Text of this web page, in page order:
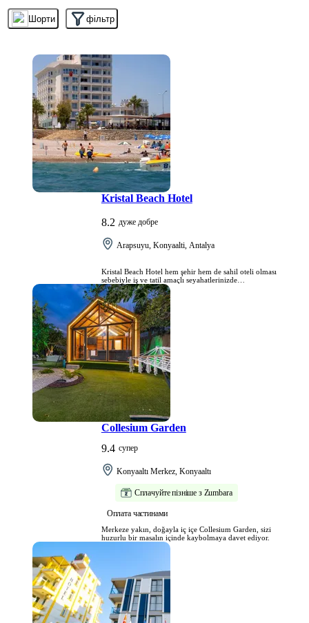
Шорти фільтр
Kristal Beach Hotel
дуже добре
8.2
Arapsuyu, Konyaalti, Antalya
Kristal Beach Hotel hem şehir hem de sahil oteli olması
sebebiyle iş ve tatil amaçlı seyahatlerinizde
kullanabileceğiniz özel bir tesistir.
Collesium Garden
супер
9.4
Konyaaltı Merkez, Konyaaltı
Сплачуйте пізніше з Zumbara
Оплата частинами
Merkeze yakın, doğayla iç içe Collesium Garden, sizi
huzurlu bir masalın içinde kaybolmaya davet ediyor.